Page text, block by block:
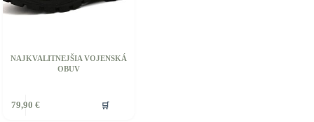
NAJKVALITNEJŠIA VOJENSKÁ
OBUV
79,90 € 🛒